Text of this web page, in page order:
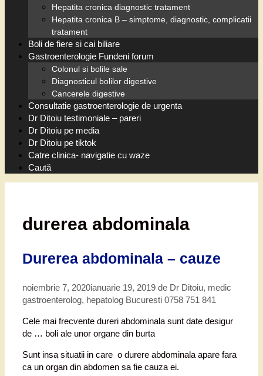
Hepatita cronica diagnostic tratament
Hepatita cronica B – simptome, diagnostic, complicatii
tratament
Boli de fiere si cai biliare
Gastroenterologie Fundeni forum
Colonul si bolile sale
Diagnosticul bolilor digestive
Cancerele digestive
Consultatie gastroenterologie de urgenta
Dr Ditoiu testimoniale – pareri
Dr Ditoiu pe media
Dr Ditoiu pe tiktok
Catre clinica- navigatie cu waze
Caută
durerea abdominala
Durerea abdominala – cauze
noiembrie 7, 2020ianuarie 19, 2019 de Dr Ditoiu, medic
gastroenterolog, hepatolog Bucuresti 0758 751 841
Cele mai frecvente dureri abdominala sunt date desigur
de … boli ale unor organe din burta
Sunt insa situatii in care o durere abdominala apare fara
ca un organ din abdomen sa fie cauza ei.